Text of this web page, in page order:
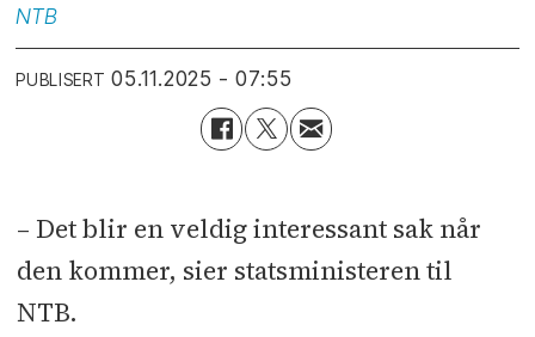
NTB
PUBLISERT 05.11.2025 - 07:55
– Det blir en veldig interessant sak når
den kommer, sier statsministeren til
NTB.